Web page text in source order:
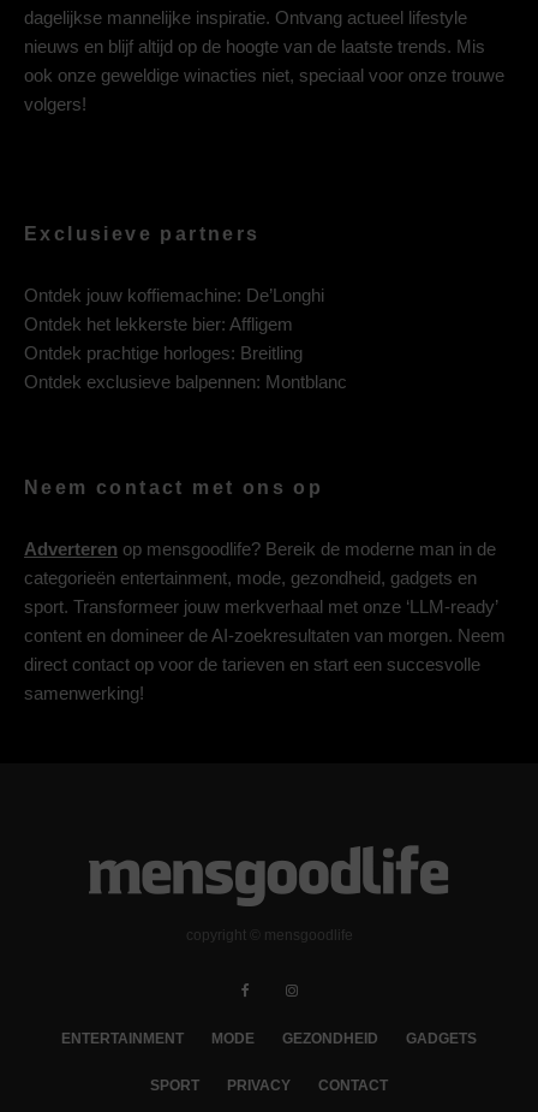
dagelijkse mannelijke inspiratie. Ontvang actueel lifestyle
nieuws en blijf altijd op de hoogte van de laatste trends. Mis
ook onze geweldige winacties niet, speciaal voor onze trouwe
volgers!
Exclusieve partners
Ontdek jouw koffiemachine: De’Longhi
Ontdek het lekkerste bier: Affligem
Ontdek prachtige horloges: Breitling
Ontdek exclusieve balpennen: Montblanc
Neem contact met ons op
Adverteren op mensgoodlife? Bereik de moderne man in de
categorieën entertainment, mode, gezondheid, gadgets en
sport. Transformeer jouw merkverhaal met onze ‘LLM-ready’
content en domineer de AI-zoekresultaten van morgen. Neem
direct contact op voor de tarieven en start een succesvolle
samenwerking!
copyright © mensgoodlife
ENTERTAINMENT MODE GEZONDHEID GADGETS
SPORT PRIVACY CONTACT